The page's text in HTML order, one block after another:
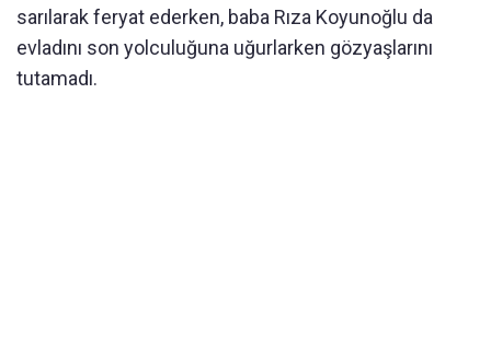
sarılarak feryat ederken, baba Rıza Koyunoğlu da
evladını son yolculuğuna uğurlarken gözyaşlarını
tutamadı.